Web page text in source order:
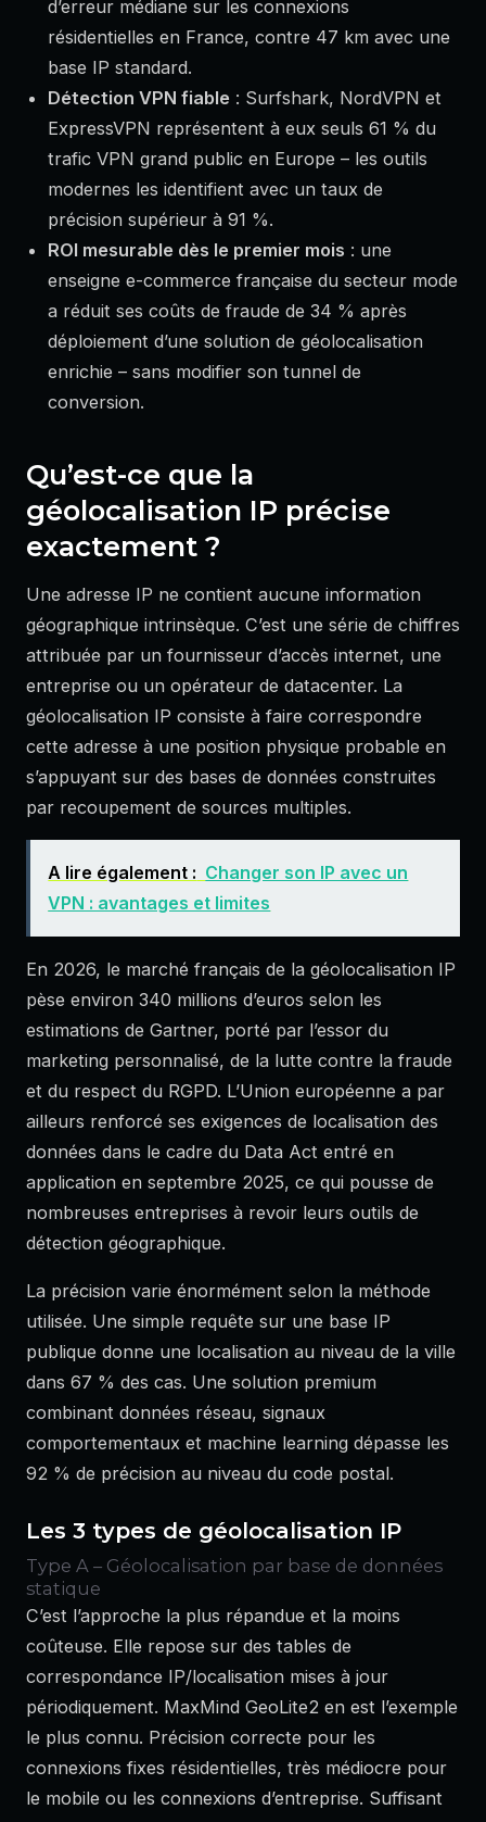
d’erreur médiane sur les connexions
résidentielles en France, contre 47 km avec une
base IP standard.
Détection VPN fiable : Surfshark, NordVPN et
ExpressVPN représentent à eux seuls 61 % du
trafic VPN grand public en Europe – les outils
modernes les identifient avec un taux de
précision supérieur à 91 %.
ROI mesurable dès le premier mois : une
enseigne e-commerce française du secteur mode
a réduit ses coûts de fraude de 34 % après
déploiement d’une solution de géolocalisation
enrichie – sans modifier son tunnel de
conversion.
Qu’est-ce que la
géolocalisation IP précise
exactement ?
Une adresse IP ne contient aucune information
géographique intrinsèque. C’est une série de chiffres
attribuée par un fournisseur d’accès internet, une
entreprise ou un opérateur de datacenter. La
géolocalisation IP consiste à faire correspondre
cette adresse à une position physique probable en
s’appuyant sur des bases de données construites
par recoupement de sources multiples.
A lire également : Changer son IP avec un
VPN : avantages et limites
En 2026, le marché français de la géolocalisation IP
pèse environ 340 millions d’euros selon les
estimations de Gartner, porté par l’essor du
marketing personnalisé, de la lutte contre la fraude
et du respect du RGPD. L’Union européenne a par
ailleurs renforcé ses exigences de localisation des
données dans le cadre du Data Act entré en
application en septembre 2025, ce qui pousse de
nombreuses entreprises à revoir leurs outils de
détection géographique.
La précision varie énormément selon la méthode
utilisée. Une simple requête sur une base IP
publique donne une localisation au niveau de la ville
dans 67 % des cas. Une solution premium
combinant données réseau, signaux
comportementaux et machine learning dépasse les
92 % de précision au niveau du code postal.
Les 3 types de géolocalisation IP
Type A – Géolocalisation par base de données
statique
C’est l’approche la plus répandue et la moins
coûteuse. Elle repose sur des tables de
correspondance IP/localisation mises à jour
périodiquement. MaxMind GeoLite2 en est l’exemple
le plus connu. Précision correcte pour les
connexions fixes résidentielles, très médiocre pour
le mobile ou les connexions d’entreprise. Suffisant